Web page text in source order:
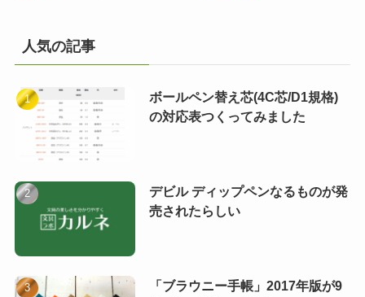
人気の記事
ボールペン替え芯(4C芯/D1規格)
の対応表つくってみました
デビル ディップペンなるものが発
売されたらしい
「ブラウニー手帳」2017年版が9